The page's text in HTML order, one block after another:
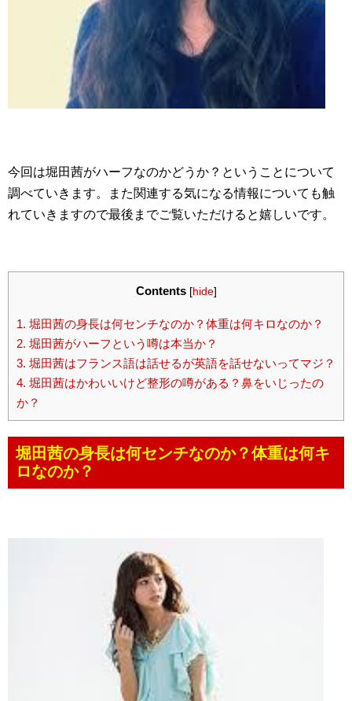
今回は堀田茜がハーフなのかどうか？ということについて
調べていきます。また関連する気になる情報についても触
れていきますので最後までご覧いただけると嬉しいです。
Contents [hide]
1. 堀田茜の身長は何センチなのか？体重は何キロなのか？
2. 堀田茜がハーフという噂は本当か？
3. 堀田茜はフランス語は話せるが英語を話せないってマジ？
4. 堀田茜はかわいいけど整形の噂がある？鼻をいじったの
か？
堀田茜の身長は何センチなのか？体重は何キ
ロなのか？